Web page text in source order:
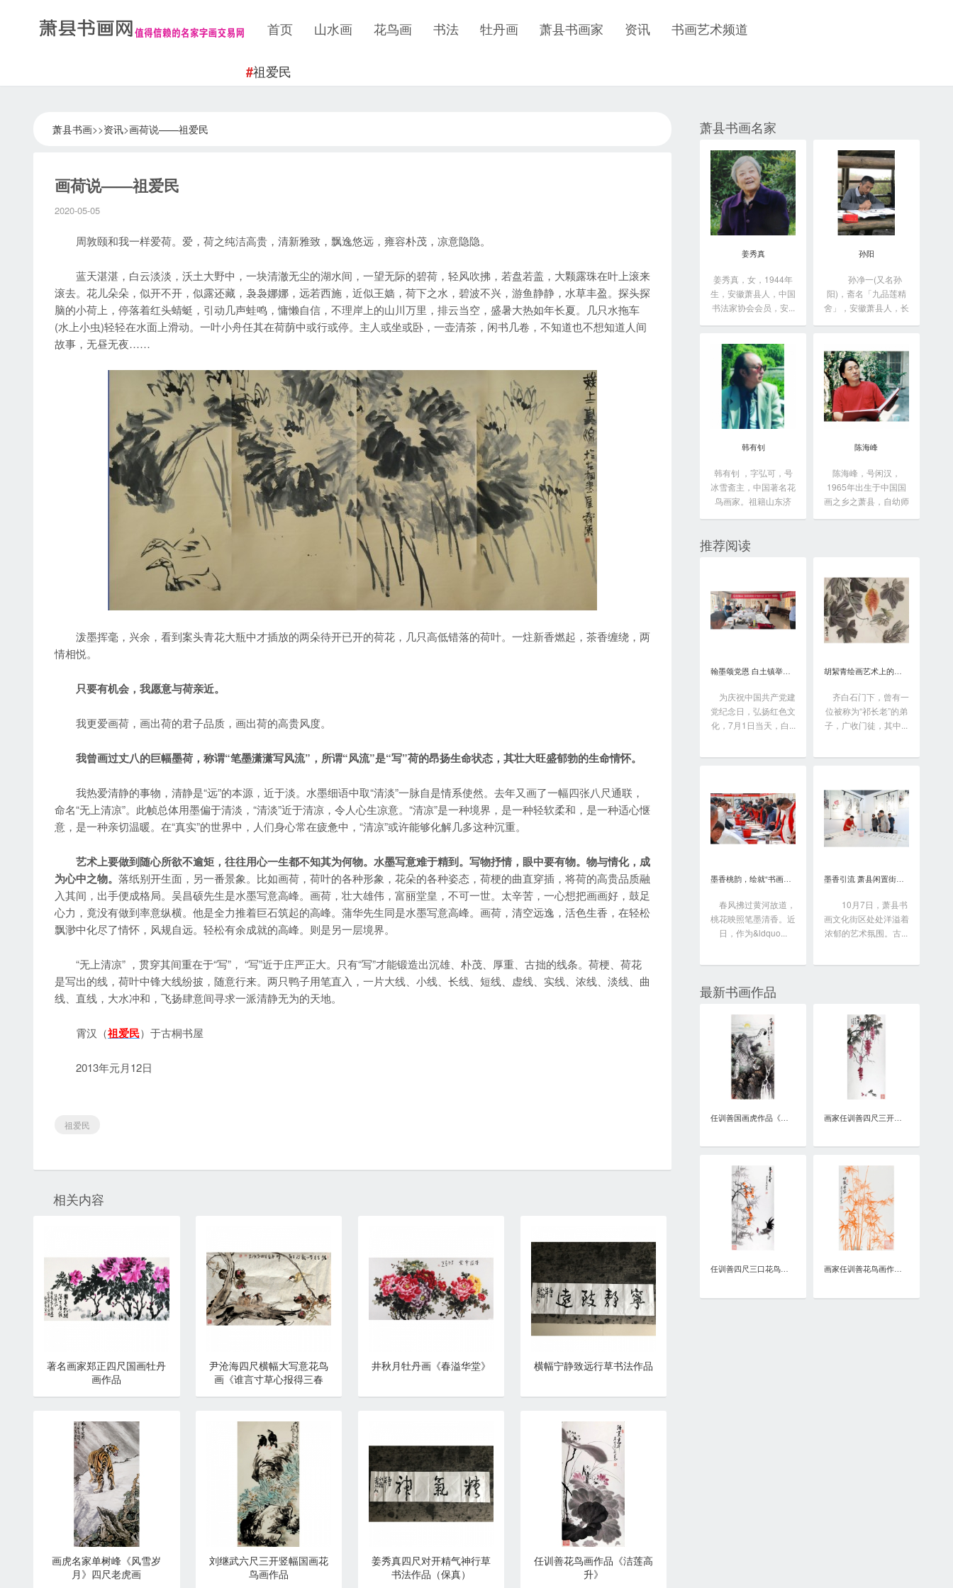
首页 山水画 花鸟画 书法 牡丹画 萧县书画家 资讯 书画艺术频道
#祖爱民
萧县书画>>资讯>画荷说——祖爱民
画荷说——祖爱民
2020-05-05
周敦颐和我一样爱荷。爱，荷之纯洁高贵，清新雅致，飘逸悠远，雍容朴茂，凉意隐隐。
蓝天湛湛，白云淡淡，沃土大野中，一块清澈无尘的湖水间，一望无际的碧荷，轻风吹拂，若盘若盖，大颗露珠在叶上滚来
滚去。花儿朵朵，似开不开，似露还藏，袅袅娜娜，远若西施，近似王嫱，荷下之水，碧波不兴，游鱼静静，水草丰盈。探头探
脑的小荷上，停落着红头蜻蜓，引动几声蛙鸣，慵懒自信，不理岸上的山川万里，排云当空，盛暑大热如年长夏。几只水拖车
(水上小虫)轻轻在水面上滑动。一叶小舟任其在荷荫中或行或停。主人或坐或卧，一壶清茶，闲书几卷，不知道也不想知道人间
故事，无昼无夜……
泼墨挥毫，兴余，看到案头青花大瓶中才插放的两朵待开已开的荷花，几只高低错落的荷叶。一炷新香燃起，茶香缠绕，两
情相悦。
只要有机会，我愿意与荷亲近。
我更爱画荷，画出荷的君子品质，画出荷的高贵风度。
我曾画过丈八的巨幅墨荷，称谓“笔墨潇潇写风流”，所谓“风流”是“写”荷的昂扬生命状态，其壮大旺盛郁勃的生命情怀。
我热爱清静的事物，清静是“远”的本源，近于淡。水墨细语中取“清淡”一脉自是情系使然。去年又画了一幅四张八尺通联，
命名“无上清凉”。此帧总体用墨偏于清淡，“清淡”近于清凉，令人心生凉意。“清凉”是一种境界，是一种轻软柔和，是一种适心惬
意，是一种亲切温暖。在“真实”的世界中，人们身心常在疲惫中，“清凉”或许能够化解几多这种沉重。
艺术上要做到随心所欲不逾矩，往往用心一生都不知其为何物。水墨写意难于精到。写物抒情，眼中要有物。物与情化，成
为心中之物。 落纸别开生面，另一番景象。比如画荷，荷叶的各种形象，花朵的各种姿态，荷梗的曲直穿插，将荷的高贵品质融
入其间，出手便成格局。吴昌硕先生是水墨写意高峰。画荷，壮大雄伟，富丽堂皇，不可一世。太辛苦，一心想把画画好，鼓足
心力，竟没有做到率意纵横。他是全力推着巨石筑起的高峰。蒲华先生同是水墨写意高峰。画荷，清空远逸，活色生香，在轻松
飘渺中化尽了情怀，风规自远。轻松有余成就的高峰。则是另一层境界。
“无上清凉” ，贯穿其间重在于“写”， “写”近于庄严正大。只有“写”才能锻造出沉雄、朴茂、厚重、古拙的线条。荷梗、荷花
是写出的线，荷叶中锋大线纷披，随意行来。两只鸭子用笔直入，一片大线、小线、长线、短线、虚线、实线、浓线、淡线、曲
线、直线，大水冲和，飞扬肆意间寻求一派清静无为的天地。
霄汉（祖爱民）于古桐书屋
2013年元月12日
祖爱民
相关内容
著名画家郑正四尺国画牡丹
画作品
尹沧海四尺横幅大写意花鸟
画《谁言寸草心报得三春
井秋月牡丹画《春溢华堂》 横幅宁静致远行草书法作品
画虎名家单树峰《风雪岁
月》四尺老虎画
刘继武六尺三开竖幅国画花
鸟画作品
姜秀真四尺对开精气神行草
书法作品（保真）
任训善花鸟画作品《洁莲高
升》
萧县书画名家
姜秀真
姜秀真，女，1944年
生，安徽萧县人，中国
书法家协会会员，安...
孙阳
孙净一(又名孙
阳)，斋名「九品莲精
舍」，安徽萧县人，长
韩有钊
韩有钊 ，字弘可，号
冰雪斋主，中国著名花
鸟画家。祖籍山东济
陈海峰
陈海峰，号闲汉，
1965年出生于中国国
画之乡之萧县，自幼师
推荐阅读
翰墨颂党恩 白土镇举办书画笔会庆“七一”
为庆祝中国共产党建
党纪念日，弘扬红色文
化，7月1日当天，白...
胡絜青绘画艺术上的精深造诣从何而来?
齐白石门下，曾有一
位被称为“祁长老”的弟
子，广收门徒，其中...
墨香桃韵，绘就“书画之乡”新画卷
春风拂过黄河故道，
桃花映照笔墨清香。近
日，作为&ldquo...
墨香引流 萧县闲置街区变身书画艺术聚落
10月7日，萧县书
画文化街区处处洋溢着
浓郁的艺术氛围。古...
最新书画作品
画家任训善四尺三开花鸟画作品《硕果》
画家任训善花鸟画作品《竹报平安》